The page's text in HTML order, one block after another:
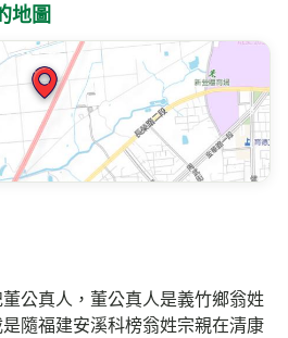
地圖
公真人，董公真人是義竹鄉翁姓
隨福建安溪科榜翁姓宗親在清康